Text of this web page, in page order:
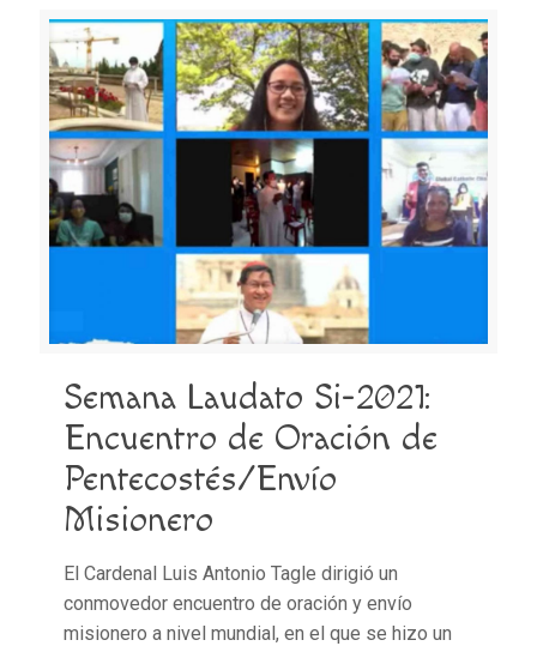
Semana Laudato Si-2021:
Encuentro de Oración de
Pentecostés/Envío
Misionero
El Cardenal Luis Antonio Tagle dirigió un
conmovedor encuentro de oración y envío
misionero a nivel mundial, en el que se hizo un